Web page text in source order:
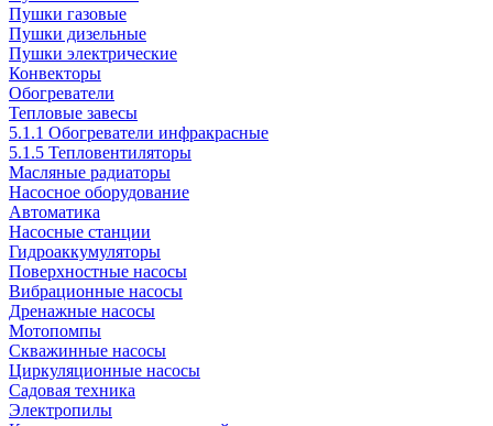
Пушки газовые
Пушки дизельные
Пушки электрические
Конвекторы
Обогреватели
Тепловые завесы
5.1.1 Обогреватели инфракрасные
5.1.5 Тепловентиляторы
Масляные радиаторы
Насосное оборудование
Автоматика
Насосные станции
Гидроаккумуляторы
Поверхностные насосы
Вибрационные насосы
Дренажные насосы
Мотопомпы
Скважинные насосы
Циркуляционные насосы
Садовая техника
Электропилы